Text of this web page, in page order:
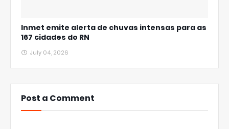
Inmet emite alerta de chuvas intensas para as
167 cidades do RN
July 04, 2026
Post a Comment